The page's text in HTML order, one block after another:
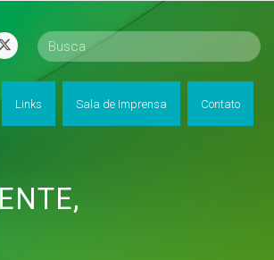
twitter
Links Sala de Imprensa Contato